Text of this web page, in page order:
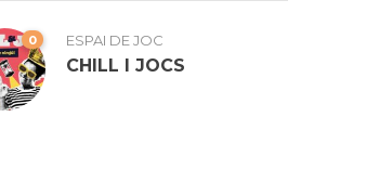
0 ESPAI DE JOC
CHILL I JOCS